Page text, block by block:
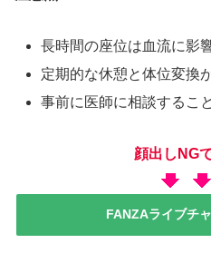
長時間の座位は血流に影
定期的な休憩と体位変換
事前に医師に相談するこ
顔出しNG
FANZAライブチ